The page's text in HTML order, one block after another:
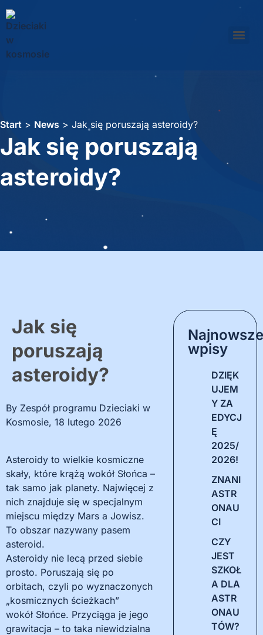
Start > News > Jak się poruszają asteroidy?
Jak się poruszają
asteroidy?
Jak się
poruszają
asteroidy?
By Zespół programu Dzieciaki w
Kosmosie, 18 lutego 2026
Asteroidy to wielkie kosmiczne
skały, które krążą wokół Słońca –
tak samo jak planety. Najwięcej z
nich znajduje się w specjalnym
miejscu między Mars a Jowisz.
To obszar nazywany pasem
asteroid.
Asteroidy nie lecą przed siebie
prosto. Poruszają się po
orbitach, czyli po wyznaczonych
„kosmicznych ścieżkach”
wokół Słońce. Przyciąga je jego
grawitacja – to taka niewidzialna
wpisy
DZIĘK
UJEM
Y ZA
EDYCJ
Ę
2025/
2026!
ZNANI
ASTR
ONAU
CI
CZY
JEST
SZKOŁ
A DLA
ASTR
ONAU
TÓW?